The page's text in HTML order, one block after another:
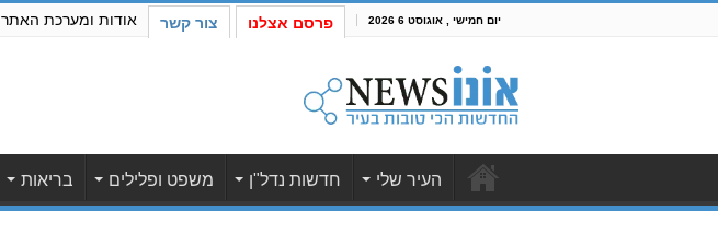
יום חמישי , אוגוסט 6 2026 פרסם אצלנו צור קשר אודות ומערכת האתר
העיר שלי חדשות נדל"ן משפט ופלילים בריאות